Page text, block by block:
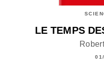
LE TEMPS